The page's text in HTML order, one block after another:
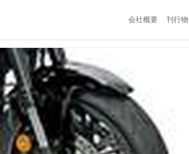
会社概要 刊行